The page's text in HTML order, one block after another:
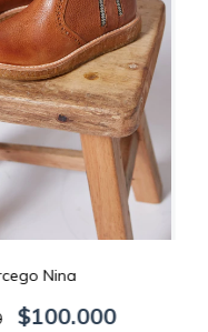
Nina
$100.000